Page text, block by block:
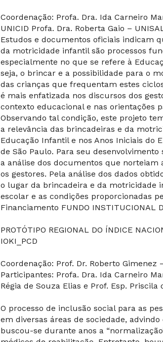
Coordenação: Profa. Dra. Ida Carneiro
UNICID Profa. Dra. Roberta Gaio –
Estudos e documentos oficiais indicam
da motricidade infantil são processos
especialmente no que se refere à
seja, o brincar e a possibilidade para o
das crianças que frequentam estes
é mais enfatizada nos discursos dos
contexto educacional e nas orientações
Observando tal condição, este projeto
a relevância das brincadeiras e da
Educação Infantil e nos Anos Iniciais do
de São Paulo. Para seu
a análise dos documentos que
os gestores. Pela análise dos dados
o lugar da brincadeira e da motricidade
escolar e as condições proporcionadas
Financiamento FUNDO INSTITUCIONAL
PROTÓTIPO REGIONAL DO ÍNDICE
IOKI_PCD
Coordenação: Prof. Dr. Roberto Gimenez
Participantes: Profa. Dra. Ida Carneiro
Régia de Souza Elias e Prof. Esp. Priscila
O processo de inclusão social para as
em diversas áreas de sociedade,
buscou-se durante anos a